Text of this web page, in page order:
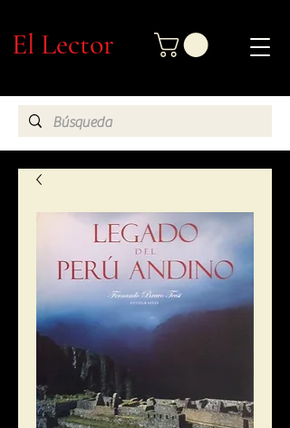
El Lector